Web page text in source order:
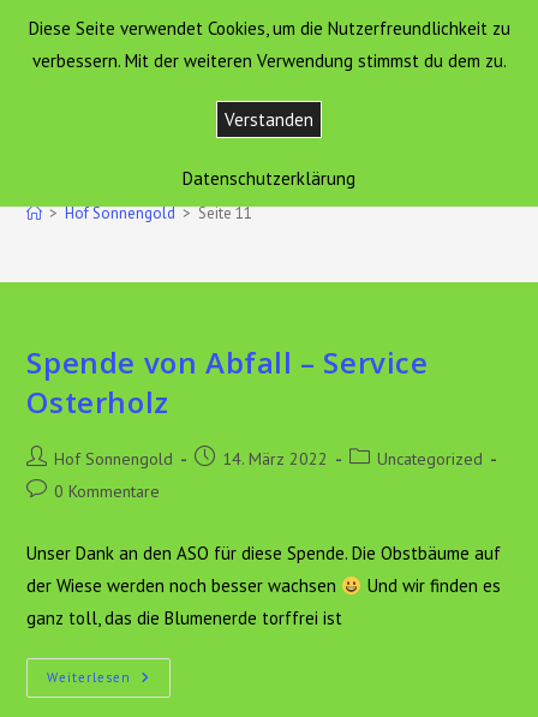
springen
Hof Sonnengold MENÜ
Hof Sonnengold
Dieser Autor hat geschrieben 44 Artikel
> Hof Sonnengold > Seite 11
Spende von Abfall – Service
Osterholz
Beitrags-
Autor:
Hof Sonnengold
Beitrag14. März 2022
Beitrags-
Uncategorized
Beitrags-
0 Kommentare
Unser Dank an den ASO für diese Spende. Die Obstbäume auf
der Wiese werden noch besser wachsen
Und wir finden es
ganz toll, das die Blumenerde torffrei ist
Weiterlesen Spende
Von
Diese Seite verwendet Cookies, um die Nutzerfreundlichkeit zu
verbessern. Mit der weiteren Verwendung stimmst du dem zu.
Verstanden
Datenschutzerklärung